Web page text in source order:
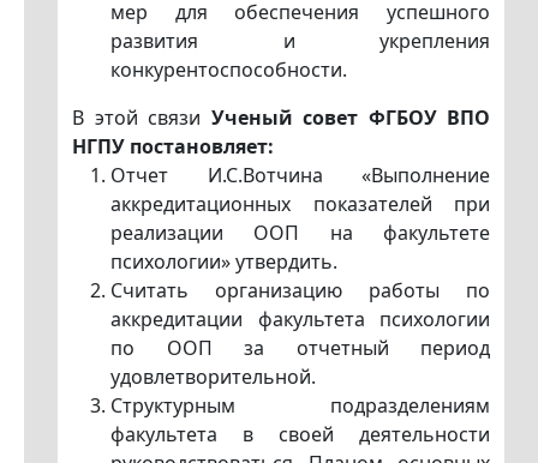
мер для обеспечения успешного
развития и укрепления
конкурентоспособности.
В этой связи Ученый совет ФГБОУ ВПО
НГПУ постановляет:
Отчет И.С.Вотчина «Выполнение
аккредитационных показателей при
реализации ООП на факультете
психологии» утвердить.
Считать организацию работы по
аккредитации факультета психологии
по ООП за отчетный период
удовлетворительной.
Структурным подразделениям
факультета в своей деятельности